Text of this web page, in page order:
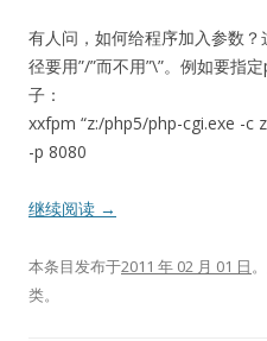
有人问，如何给程序加入参数
径要用”/”而不用”\”。例如要指
子：
xxfpm “z:/php5/php-cgi.exe -c
-p 8080
继续阅读 →
本条目发布于2011 年 02 月 01 日
类。